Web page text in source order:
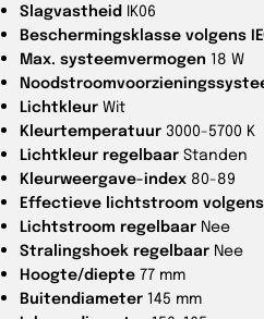
Slagvastheid IK06
Beschermingsklasse volgens
Max. systeemvermogen 18 W
Lichtkleur Wit
Kleurtemperatuur 3000-5700 K
Lichtkleur regelbaar Standen
Kleurweergave-index 80-89
Effectieve lichtstroom volgens
Lichtstroom regelbaar Nee
Stralingshoek regelbaar Nee
Hoogte/diepte 77 mm
Buitendiameter 145 mm